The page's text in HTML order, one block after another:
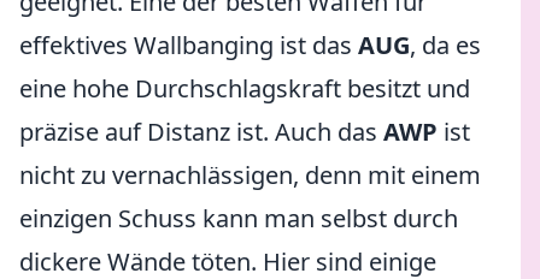
effektives Wallbanging ist das AUG, da es
eine hohe Durchschlagskraft besitzt und
präzise auf Distanz ist. Auch das AWP ist
nicht zu vernachlässigen, denn mit einem
einzigen Schuss kann man selbst durch
dickere Wände töten. Hier sind einige